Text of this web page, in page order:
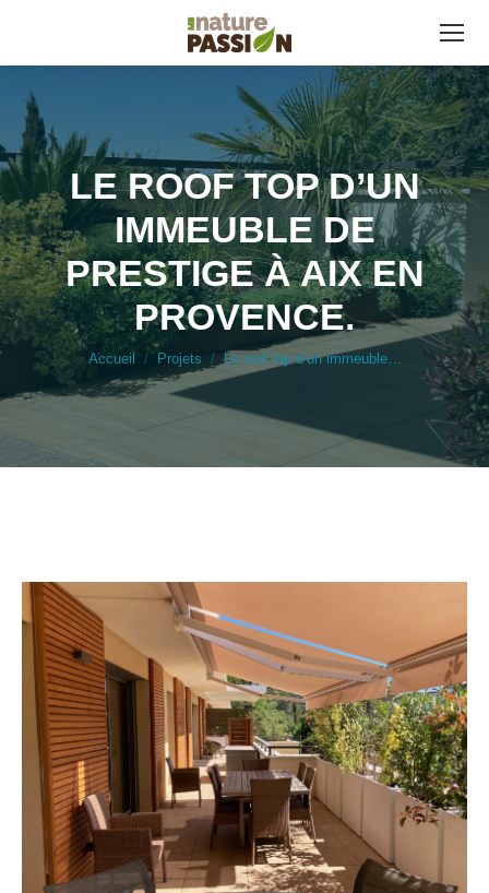
LE ROOF TOP D’UN
IMMEUBLE DE
PRESTIGE À AIX EN
PROVENCE.
Vous êtes ici :
Accueil Projets Le roof top d’un immeuble…